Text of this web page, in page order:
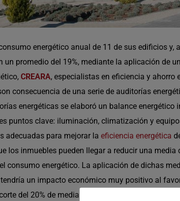
energético anual de 11 de sus edificios y,
un promedio del 19%, mediante la aplicación de
CREARA, especialistas en eficiencia y ahorro
consecuencia de una serie de auditorías
energéticas se elaboró un balance
puntos clave: iluminación, climatización y
adecuadas para mejorar la eficiencia energética
los inmuebles pueden llegar a reducir una
consumo energético. La aplicación de dichas
un impacto económico muy positivo al
del 20% de media en la energía anual